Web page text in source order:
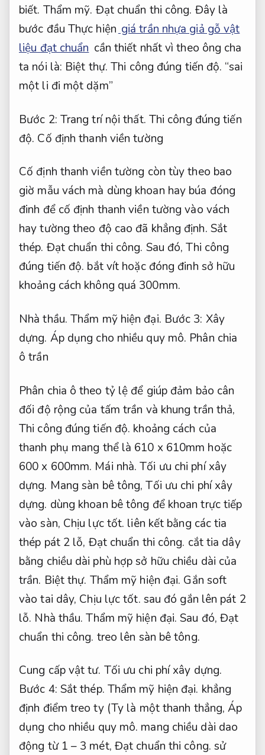
biết. Thẩm mỹ. Đạt chuẩn thi công. Đây là
bước đầu Thực hiện giá trần nhựa giả gỗ vật
liệu đạt chuẩn cần thiết nhất vì theo ông cha
ta nói là: Biệt thự. Thi công đúng tiến độ. “sai
một li đi một dặm”
Bước 2: Trang trí nội thất. Thi công đúng tiến
độ. Cố định thanh viền tường
Cố định thanh viền tường còn tùy theo bao
giờ mẫu vách mà dùng khoan hay búa đóng
đinh để cố định thanh viền tường vào vách
hay tường theo độ cao đã khẳng định. Sắt
thép. Đạt chuẩn thi công. Sau đó,Thi công
đúng tiến độ. bắt vít hoặc đóng đinh sở hữu
khoảng cách không quá 300mm.
Nhà thầu. Thẩm mỹ hiện đại. Bước 3: Xây
dựng. Áp dụng cho nhiều quy mô. Phân chia
ô trần
Phân chia ô theo tỷ lệ để giúp đảm bảo cân
đối độ rộng của tấm trần và khung trần thả,
Thi công đúng tiến độ. khoảng cách của
thanh phụ mang thể là 610 x 610mm hoặc
600 x 600mm. Mái nhà. Tối ưu chi phí xây
dựng. Mang sàn bê tông,Tối ưu chi phí xây
dựng. dùng khoan bê tông để khoan trực tiếp
vào sàn, Chịu lực tốt. liên kết bằng các tia
thép pát 2 lỗ, Đạt chuẩn thi công. cắt tia dây
bằng chiều dài phù hợp sở hữu chiều dài của
trần. Biệt thự. Thẩm mỹ hiện đại. Gắn soft
vào tai dây, Chịu lực tốt. sau đó gắn lên pát 2
lỗ. Nhà thầu. Thẩm mỹ hiện đại. Sau đó,Đạt
chuẩn thi công. treo lên sàn bê tông.
Cung cấp vật tư. Tối ưu chi phí xây dựng.
Bước 4: Sắt thép. Thẩm mỹ hiện đại. khẳng
định điểm treo ty (Ty là một thanh thẳng,Áp
dụng cho nhiều quy mô. mang chiều dài dao
động từ 1 – 3 mét, Đạt chuẩn thi công. sử